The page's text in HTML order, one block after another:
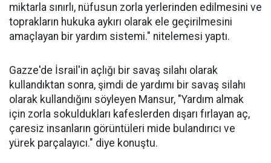
miktarla sınırlı, nüfusun zorla yerlerinden edilmesini ve
toprakların hukuka aykırı olarak ele geçirilmesini
amaçlayan bir yardım sistemi." nitelemesi yaptı.
Gazze'de İsrail'in açlığı bir savaş silahı olarak
kullandıktan sonra, şimdi de yardımı bir savaş silahı
olarak kullandığını söyleyen Mansur, "Yardım almak
için zorla sokuldukları kafeslerden dışarı fırlayan aç,
çaresiz insanların görüntüleri mide bulandırıcı ve
yürek parçalayıcı." diye konuştu.